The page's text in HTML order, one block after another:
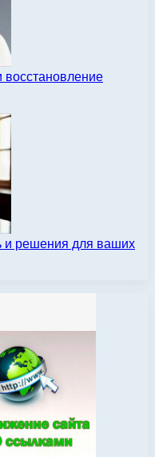
восстановление
решения для ваших